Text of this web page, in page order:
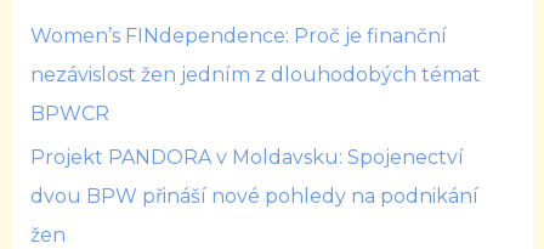
Women’s FINdependence: Proč je finanční
nezávislost žen jedním z dlouhodobých témat
BPWCR
Projekt PANDORA v Moldavsku: Spojenectví
dvou BPW přináší nové pohledy na podnikání
žen